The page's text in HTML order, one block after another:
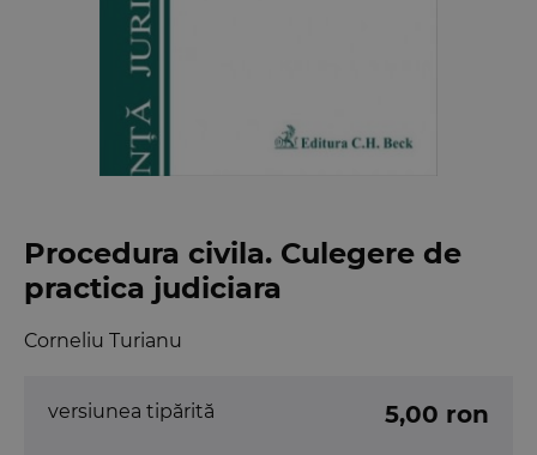
Procedura civila. Culegere de
practica judiciara
Corneliu Turianu
versiunea tipărită 5,00 ron